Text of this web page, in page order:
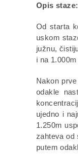
Opis staze:
Od starta
uskom
južnu,
i na
Nakon
odakle
ujedno i
1.250m
zahteva od
putem